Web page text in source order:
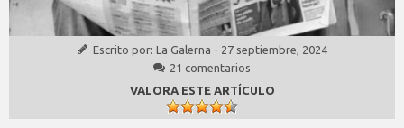
Escrito por: La Galerna - 27 septiembre, 2024
21 comentarios
VALORA ESTE ARTÍCULO